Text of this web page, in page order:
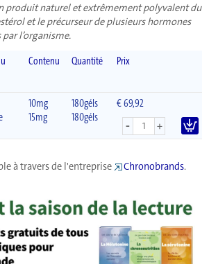
produit naturel et extrêmement polyvalent du
et le précurseur de plusieurs hormones
l’organisme.
Contenu Quantité Prix
10mg
15mg
180géls
180géls
€ 69,92
- +
à travers de l'entreprise Chronobrands.